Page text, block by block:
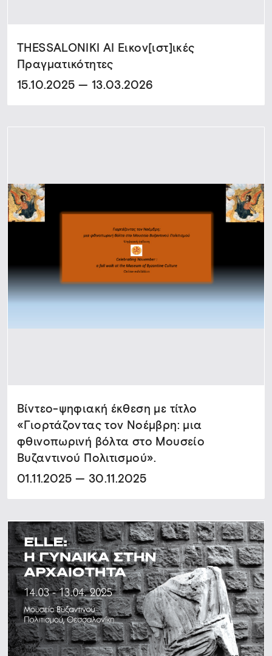
THESSALONIKI AI Εικον[ιστ]ικές
Πραγματικότητες
15.10.2025 — 13.03.2026
Βίντεο-ψηφιακή έκθεση με τίτλο
«Γιορτάζοντας τον Νοέμβρη: μια
φθινοπωρινή βόλτα στο Μουσείο
Βυζαντινού Πολιτισμού».
01.11.2025 — 30.11.2025